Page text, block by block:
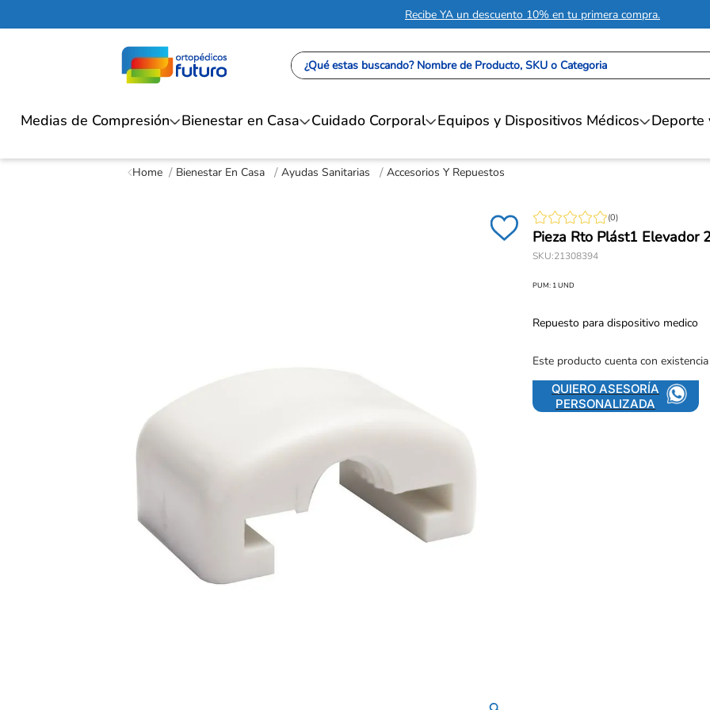
Recibe YA un descuento 10% en tu primera compra.
¿Qué estas buscando? Nombre de Producto, SKU o Categoria
Medias de Compresión Bienestar en Casa Cuidado Corporal Equipos y Dispositivos Médicos Deporte
Bienestar En Casa Ayudas Sanitarias Accesorios Y Repuestos
(0)
Pieza Rto Plást1 Elevador
SKU:21308394
PUM: 1UND
Repuesto para dispositivo medico
Este producto cuenta con
QUIERO ASESORÍA
PERSONALIZADA